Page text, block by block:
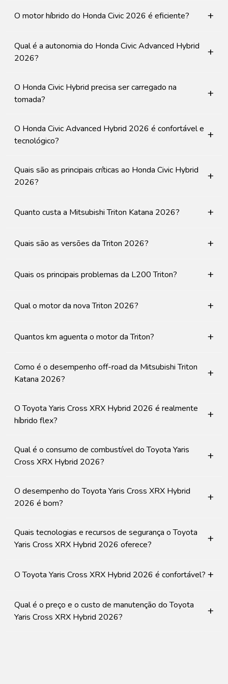
O motor híbrido do Honda Civic 2026 é eficiente? +
Qual é a autonomia do Honda Civic Advanced Hybrid
2026?
+
O Honda Civic Hybrid precisa ser carregado na
tomada?
+
O Honda Civic Advanced Hybrid 2026 é confortável e
tecnológico?
+
Quais são as principais críticas ao Honda Civic Hybrid
2026?
+
Quanto custa a Mitsubishi Triton Katana 2026? +
Quais são as versões da Triton 2026? +
Quais os principais problemas da L200 Triton? +
Qual o motor da nova Triton 2026? +
Quantos km aguenta o motor da Triton? +
Como é o desempenho off-road da Mitsubishi Triton
Katana 2026?
+
O Toyota Yaris Cross XRX Hybrid 2026 é realmente
híbrido flex?
+
Qual é o consumo de combustível do Toyota Yaris
Cross XRX Hybrid 2026?
+
O desempenho do Toyota Yaris Cross XRX Hybrid
2026 é bom?
+
Quais tecnologias e recursos de segurança o Toyota
Yaris Cross XRX Hybrid 2026 oferece?
+
O Toyota Yaris Cross XRX Hybrid 2026 é confortável? +
Qual é o preço e o custo de manutenção do Toyota
Yaris Cross XRX Hybrid 2026?
+